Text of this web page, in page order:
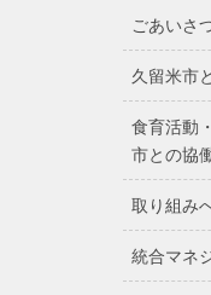
ごあいさ
久留米市
食育活動
市との協働
取り組み
統合マネ